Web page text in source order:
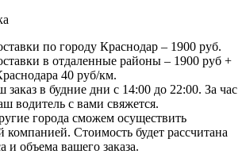
по городу Краснодар – 1900 руб.
в отдаленные районы – 1900 руб +
40 руб/км.
заказ в будние дни с 14:00 до 22:00. За час
водитель с вами свяжется.
города сможем осуществить
компанией. Стоимость будет рассчитана
и объема вашего заказа.